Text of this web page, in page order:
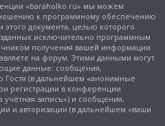
«baraholko.ru» мы можем
к программному обеспечению
этого документа, целью которого
исключительно программным
получения вашей информации
на форум. Этими данными могут
данные: сообщения,
(в дальнейшем «анонимные
регистрации в конференции
запись») и сообщения,
и авторизации (в дальнейшем «ваши